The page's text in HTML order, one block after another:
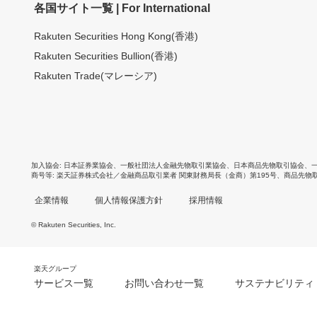
各国サイト一覧 | For International
Rakuten Securities Hong Kong(香港)
Rakuten Securities Bullion(香港)
Rakuten Trade(マレーシア)
加入協会 日本証券業協会 一般社団法人金融先物取引業協会 日本商品先物取引協会
商号等 楽天証券株式会社／金融商品取引業者 関東財務局長（金商）第195号、商品先物
企業情報 個人情報保護方針 採用情報
© Rakuten Securities, Inc.
楽天グループ
サービス一覧 お問い合わせ一覧 サステナビリティ